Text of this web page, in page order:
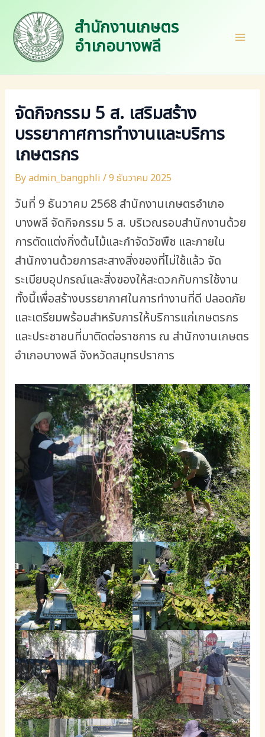
content
สำนักงานเกษตร
อำเภอบางพลี
จัดกิจกรรม 5 ส. เสริมสร้าง
บรรยากาศการทำงานและบริการ
เกษตรกร
Byadmin_bangphli /9 ธันวาคม 2025
วันที่ ​9 ธันวาคม 2568​ สำนักงาน​เกษตร​อำเภอ​
บางพลี จัดกิจกรรม 5 ส. บริเวณรอบสำนักงานด้วย
การตัดแต่งกิ่งต้นไม้และกำจัดวัชพืช และภายใน
สำนักงานด้วยการสะสางสิ่งของที่ไม่ใช้แล้ว จัด
ระเบียบอุปกรณ์และสิ่งของให้สะดวกกับการใช้งาน
ทั้งนี้เพื่อสร้างบรรยากาศในการทำงานที่ดี ปลอดภัย
และเตรียมพร้อมสำหรับการให้บริการแก่เกษตรกร
และประชาชนที่มาติดต่อราชการ ณ สำนักงานเกษตร
อำเภอบางพลี จังหวัดสมุทรปราการ